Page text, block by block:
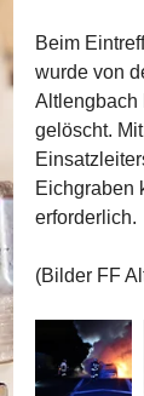
Beim
wurde von
Altlengbach
gelöscht.
Eichgraben
erforderlich.
(Bilder FF